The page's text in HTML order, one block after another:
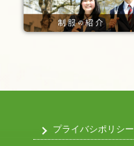
プライバシポリシー